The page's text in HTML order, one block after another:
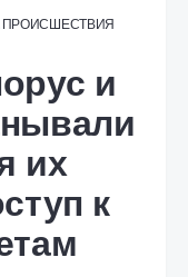
ПРОИСШЕСТВИЯ
и
их
к